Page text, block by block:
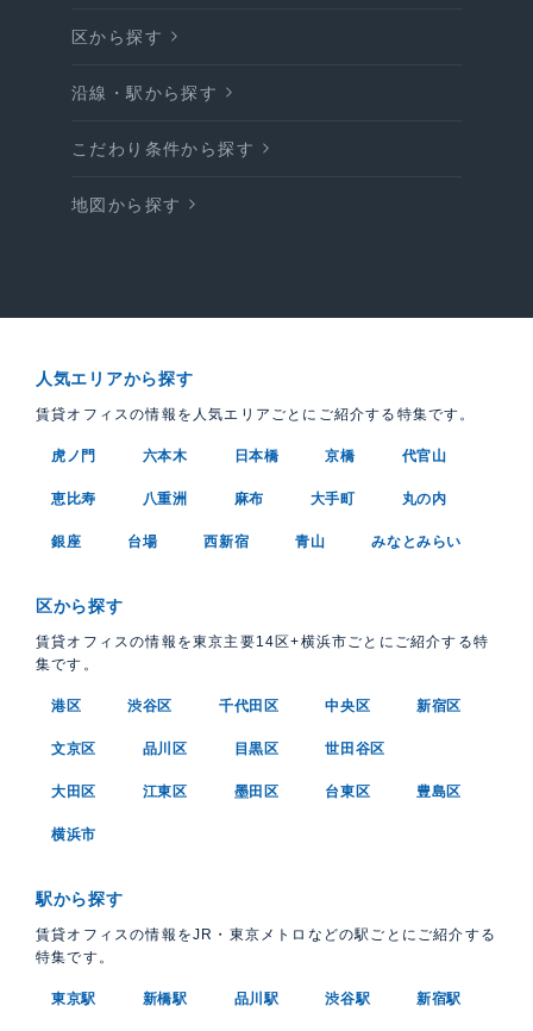
区から探す
沿線・駅から探す
こだわり条件から探す
地図から探す
人気エリアから探す
賃貸オフィスの情報を人気エリアごとにご紹介する特集です。
虎ノ門 六本木 日本橋 京橋 代官山
恵比寿 八重洲 麻布 大手町 丸の内
銀座 台場 西新宿 青山 みなとみらい
区から探す
賃貸オフィスの情報を東京主要14区+横浜市ごとにご紹介する特
集です。
港区 渋谷区 千代田区 中央区 新宿区
文京区 品川区 目黒区 世田谷区
大田区 江東区 墨田区 台東区 豊島区
横浜市
駅から探す
賃貸オフィスの情報をJR・東京メトロなどの駅ごとにご紹介する
特集です。
東京駅 新橋駅 品川駅 渋谷駅 新宿駅